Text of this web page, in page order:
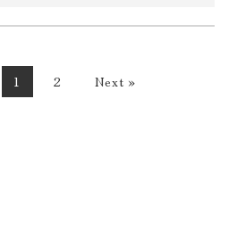
1 2 Next »